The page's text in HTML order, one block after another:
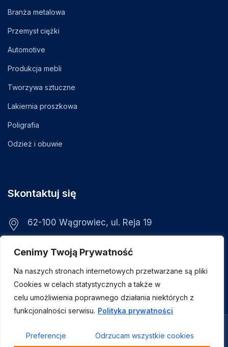
Cenimy Twoją Prywatność
Na naszych stronach internetowych przetwarzane są pliki
Cookies w celach statystycznych a także w
celu umożliwienia poprawnego działania niektórych z
funkcjonalności serwisu. Polityka prywatności
Preferencje Odrzucam wszystkie cookies
Branża metalowa
Przemysł ciężki
Automotive
Produkcja mebli
Tworzywa sztuczne
Lakiernia proszkowa
Poligrafia
Odzież i obuwie
Skontaktuj się
62-100 Wągrowiec, ul. Reja 19
visix@visix.pl
+48 799 030 428
© Copyright 2024. Visix